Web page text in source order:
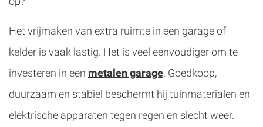
Het vrijmaken van extra ruimte in een garage of
kelder is vaak lastig. Het is veel eenvoudiger om te
investeren in een metalen garage. Goedkoop,
duurzaam en stabiel beschermt hij tuinmaterialen en
elektrische apparaten tegen regen en slecht weer.